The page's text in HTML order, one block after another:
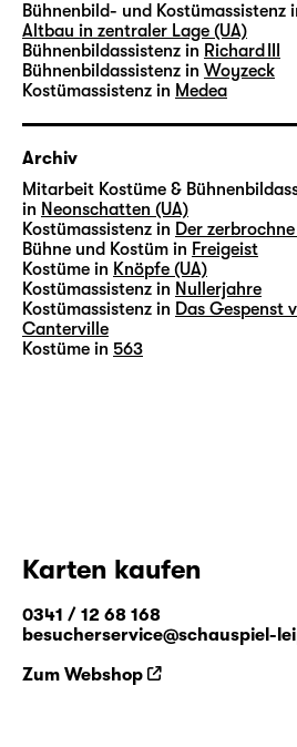
Bühnenbild- und Kostümassistenz
Altbau in zentraler Lage (UA)
Bühnenbildassistenz in Richard III
Bühnenbildassistenz in Woyzeck
Kostümassistenz in Medea
Archiv
Mitarbeit Kostüme &
in Neonschatten (UA)
Kostümassistenz in Der
Bühne und Kostüm in Freigeist
Kostüme in Knöpfe (UA)
Kostümassistenz in Nullerjahre
Kostümassistenz in Das Gespenst
Canterville
Kostüme in 563
Karten kaufen
0341 / 12 68 168
besucherservice@schauspiel-
Zum Webshop